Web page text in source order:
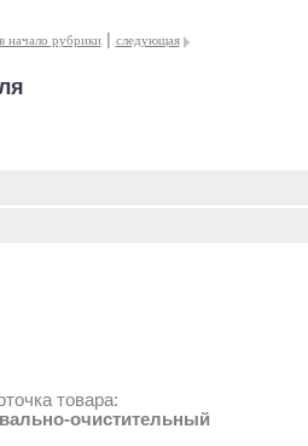
в начало рубрики | следующая
товара:
очистительный